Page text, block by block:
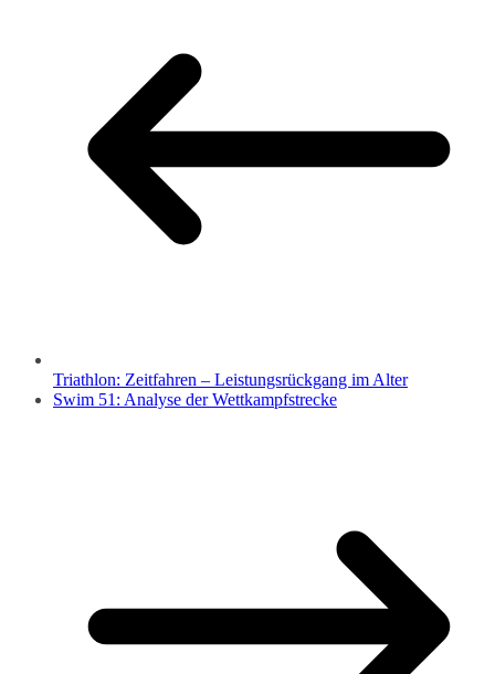
Triathlon: Zeitfahren – Leistungsrückgang im Alter
Swim 51: Analyse der Wettkampfstrecke